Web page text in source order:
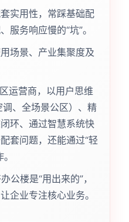
实用性，常踩基础配
服务响应慢的“坑”。
场景、产业集聚度及
运营商，以用户思维
、全场景公区）、精
环、通过智慧系统快
套问题，还能通过“轻
公楼是“用出来的”，
企业专注核心业务。